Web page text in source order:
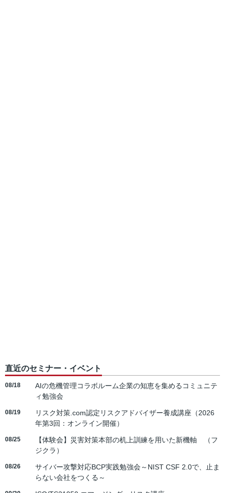
直近のセミナー・イベント
08/18
AIの危機管理コラボルーム企業の知恵を集めるコミュニテ
ィ勉強会
08/19
リスク対策.com認定リスクアドバイザー養成講座（2026
年第3回：オンライン開催）
08/25
【体験会】災害対策本部の机上訓練を用いた新機軸 （フ
ジクラ）
08/26
サイバー攻撃対応BCP実践勉強会～NIST CSF 2.0で、止ま
らない会社をつくる～